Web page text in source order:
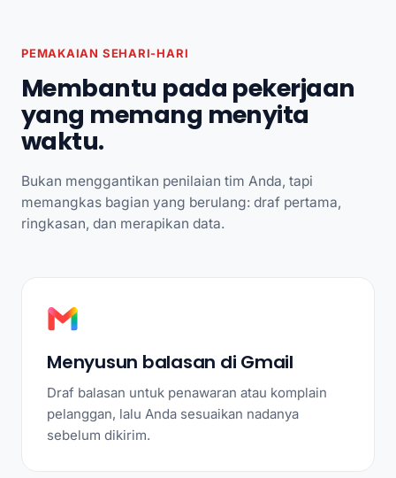
PEMAKAIAN SEHARI-HARI
Membantu pada pekerjaan
yang memang menyita
waktu.
Bukan menggantikan penilaian tim Anda, tapi
memangkas bagian yang berulang: draf pertama,
ringkasan, dan merapikan data.
Menyusun balasan di Gmail
Draf balasan untuk penawaran atau komplain
pelanggan, lalu Anda sesuaikan nadanya
sebelum dikirim.